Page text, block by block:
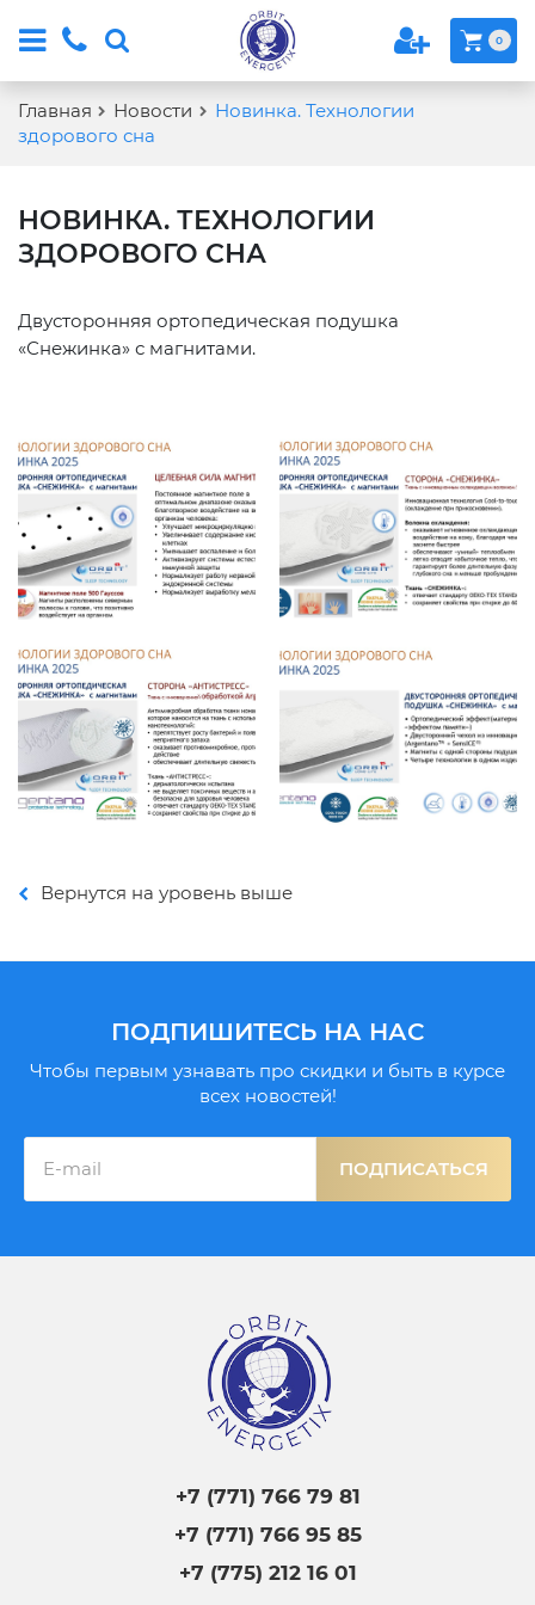
0
Главная Новости
Новинка. Технологии
здорового сна
НОВИНКА. ТЕХНОЛОГИИ
ЗДОРОВОГО СНА
Двусторонняя ортопедическая подушка
«Снежинка» с магнитами.
Вернутся на уровень выше
ПОДПИШИТЕСЬ НА НАС
Чтобы первым узнавать про скидки и быть в курсе
всех новостей!
ПОДПИСАТЬСЯ
+7 (771) 766 79 81
+7 (771) 766 95 85
+7 (775) 212 16 01